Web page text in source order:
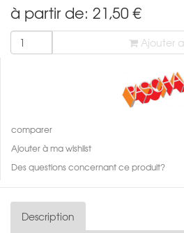
à partir de: 21,50 €
Ajouter
comparer
Ajouter à ma wishlist
Des questions concernant ce produit?
Description